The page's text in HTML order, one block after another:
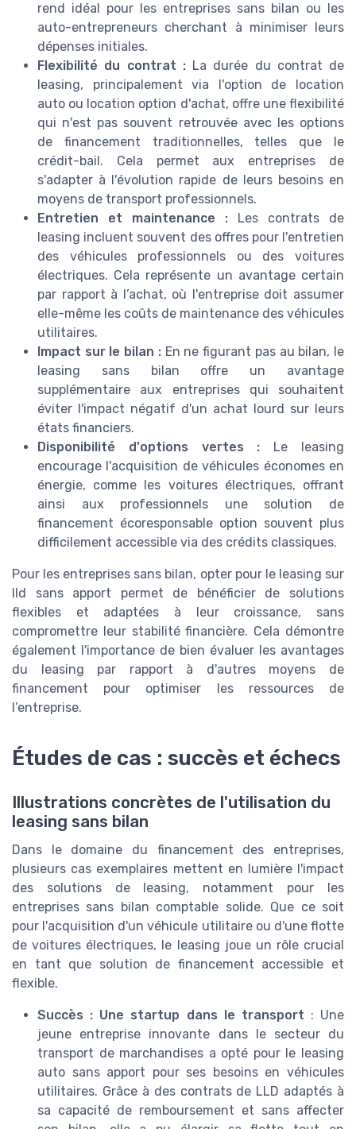
rend idéal pour les entreprises sans bilan ou les
auto-entrepreneurs cherchant à minimiser leurs
dépenses initiales.
Flexibilité du contrat :La durée du contrat de
leasing, principalement via l'option de location
auto ou location option d'achat, offre une flexibilité
qui n'est pas souvent retrouvée avec les options
de financement traditionnelles, telles que le
crédit-bail. Cela permet aux entreprises de
s'adapter à l'évolution rapide de leurs besoins en
moyens de transport professionnels.
Entretien et maintenance : Les contrats de
leasing incluent souvent des offres pour l'entretien
des véhicules professionnels ou des voitures
électriques. Cela représente un avantage certain
par rapport à l’achat, où l'entreprise doit assumer
elle-même les coûts de maintenance des véhicules
utilitaires.
Impact sur le bilan :En ne figurant pas au bilan, le
leasing sans bilan offre un avantage
supplémentaire aux entreprises qui souhaitent
éviter l'impact négatif d'un achat lourd sur leurs
états financiers.
Disponibilité d'options vertes : Le leasing
encourage l'acquisition de véhicules économes en
énergie, comme les voitures électriques, offrant
ainsi aux professionnels une solution de
financement écoresponsable option souvent plus
difficilement accessible via des crédits classiques.
Pour les entreprises sans bilan, opter pour le leasing sur
lld sans apport permet de bénéficier de solutions
flexibles et adaptées à leur croissance, sans
compromettre leur stabilité financière. Cela démontre
également l'importance de bien évaluer les avantages
du leasing par rapport à d'autres moyens de
financement pour optimiser les ressources de
l’entreprise.
Études de cas : succès et échecs
Illustrations concrètes de l'utilisation du
leasing sans bilan
Dans le domaine du financement des entreprises,
plusieurs cas exemplaires mettent en lumière l'impact
des solutions de leasing, notamment pour les
entreprises sans bilan comptable solide. Que ce soit
pour l'acquisition d'un véhicule utilitaire ou d'une flotte
de voitures électriques, le leasing joue un rôle crucial
en tant que solution de financement accessible et
flexible.
Succès : Une startup dans le transport : Une
jeune entreprise innovante dans le secteur du
transport de marchandises a opté pour le leasing
auto sans apport pour ses besoins en véhicules
utilitaires. Grâce à des contrats de LLD adaptés à
sa capacité de remboursement et sans affecter